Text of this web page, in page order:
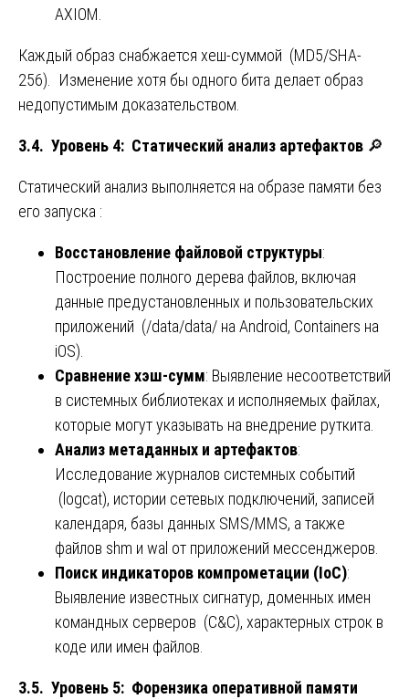
AXIOM.
Каждый образ снабжается хеш-суммой (MD5/SHA-
256). Изменение хотя бы одного бита делает образ
недопустимым доказательством.
3.4. Уровень 4: Статический анализ артефактов 🔎
Статический анализ выполняется на образе памяти без
его запуска :
Восстановление файловой структуры:
Построение полного дерева файлов, включая
данные предустановленных и пользовательских
приложений (/data/data/ на Android, Containers на
iOS).
Сравнение хэш-сумм: Выявление несоответствий
в системных библиотеках и исполняемых файлах,
которые могут указывать на внедрение руткита.
Анализ метаданных и артефактов:
Исследование журналов системных событий
(logcat), истории сетевых подключений, записей
календаря, базы данных SMS/MMS, а также
файлов shm и wal от приложений мессенджеров.
Поиск индикаторов компрометации (IoC):
Выявление известных сигнатур, доменных имен
командных серверов (C&C), характерных строк в
коде или имен файлов.
3.5. Уровень 5: Форензика оперативной памяти